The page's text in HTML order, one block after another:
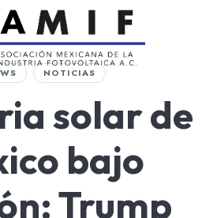
NOTICIAS
solar de
bajo
Trump